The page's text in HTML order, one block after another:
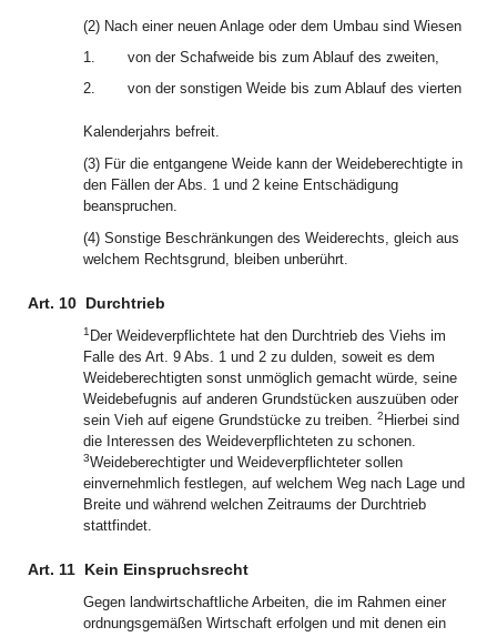
(2) Nach einer neuen Anlage oder dem Umbau sind Wiesen
1.
von der Schafweide bis zum Ablauf des zweiten,
2.
von der sonstigen Weide bis zum Ablauf des vierten
Kalenderjahrs befreit.
(3) Für die entgangene Weide kann der Weideberechtigte in
den Fällen der Abs. 1 und 2 keine Entschädigung
beanspruchen.
(4) Sonstige Beschränkungen des Weiderechts, gleich aus
welchem Rechtsgrund, bleiben unberührt.
Art. 10 Durchtrieb
1 Der Weideverpflichtete hat den Durchtrieb des Viehs im
Falle des Art. 9 Abs. 1 und 2 zu dulden, soweit es dem
Weideberechtigten sonst unmöglich gemacht würde, seine
Weidebefugnis auf anderen Grundstücken auszuüben oder
sein Vieh auf eigene Grundstücke zu treiben. 2 Hierbei sind
die Interessen des Weideverpflichteten zu schonen.
3Weideberechtigter und Weideverpflichteter sollen
einvernehmlich festlegen, auf welchem Weg nach Lage und
Breite und während welchen Zeitraums der Durchtrieb
stattfindet.
Art. 11 Kein Einspruchsrecht
Gegen landwirtschaftliche Arbeiten, die im Rahmen einer
ordnungsgemäßen Wirtschaft erfolgen und mit denen ein